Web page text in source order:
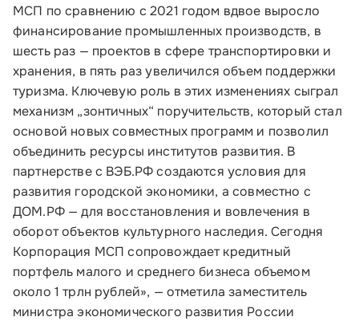
Банкам и финансовым организациям
Инфраструктуре поддержки
О Корпорации
Блог
Контакты
Соцсети
Телефон:
8 800 100-11-00
МСП по сравнению с 2021 годом вдвое выросло
финансирование промышленных производств, в
шесть раз — проектов в сфере транспортировки и
хранения, в пять раз увеличился объем поддержки
туризма. Ключевую роль в этих изменениях сыграл
механизм „зонтичных“ поручительств, который стал
основой новых совместных программ и позволил
объединить ресурсы институтов развития. В
партнерстве с ВЭБ.РФ создаются условия для
развития городской экономики, а совместно с
ДОМ.РФ — для восстановления и вовлечения в
оборот объектов культурного наследия. Сегодня
Корпорация МСП сопровождает кредитный
портфель малого и среднего бизнеса объемом
около 1 трлн рублей», — отметила заместитель
министра экономического развития России